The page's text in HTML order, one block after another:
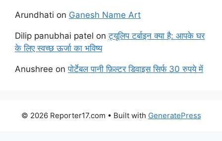
Arundhati on Ganesh Name Art
Dilip panubhai patel onट्यूलिप टर्बाइन क्या है: आपके घर
के लिए स्वच्छ ऊर्जा का भविष्य
Anushree onपोर्टेबल पानी फ़िल्टर डिवाइस सिर्फ 30 रुपये में
© 2026 Reporter17.com • Built with GeneratePress